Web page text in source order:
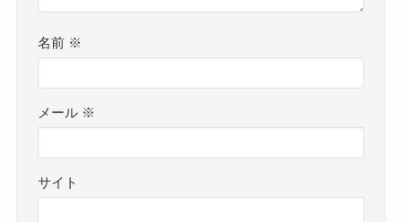
名前 ※
メール ※
サイト